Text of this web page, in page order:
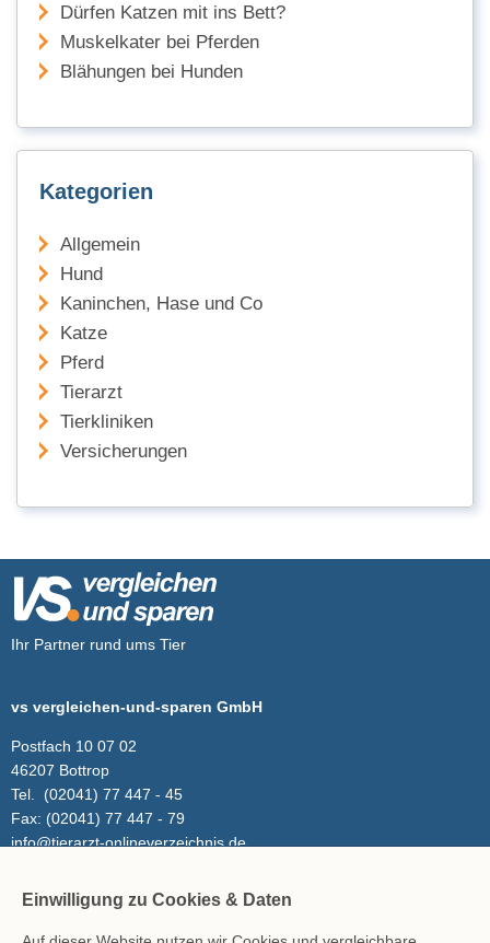
Dürfen Katzen mit ins Bett?
Muskelkater bei Pferden
Blähungen bei Hunden
Kategorien
Allgemein
Hund
Kaninchen, Hase und Co
Katze
Pferd
Tierarzt
Tierkliniken
Versicherungen
Ihr Partner rund ums Tier
vs vergleichen-und-sparen GmbH
Postfach 10 07 02
46207 Bottrop
Tel.
(02041) 77 447 - 45
Fax: (02041) 77 447 - 79
info@tierarzt-onlineverzeichnis.de
Inhalt
Einwilligung zu Cookies & Daten